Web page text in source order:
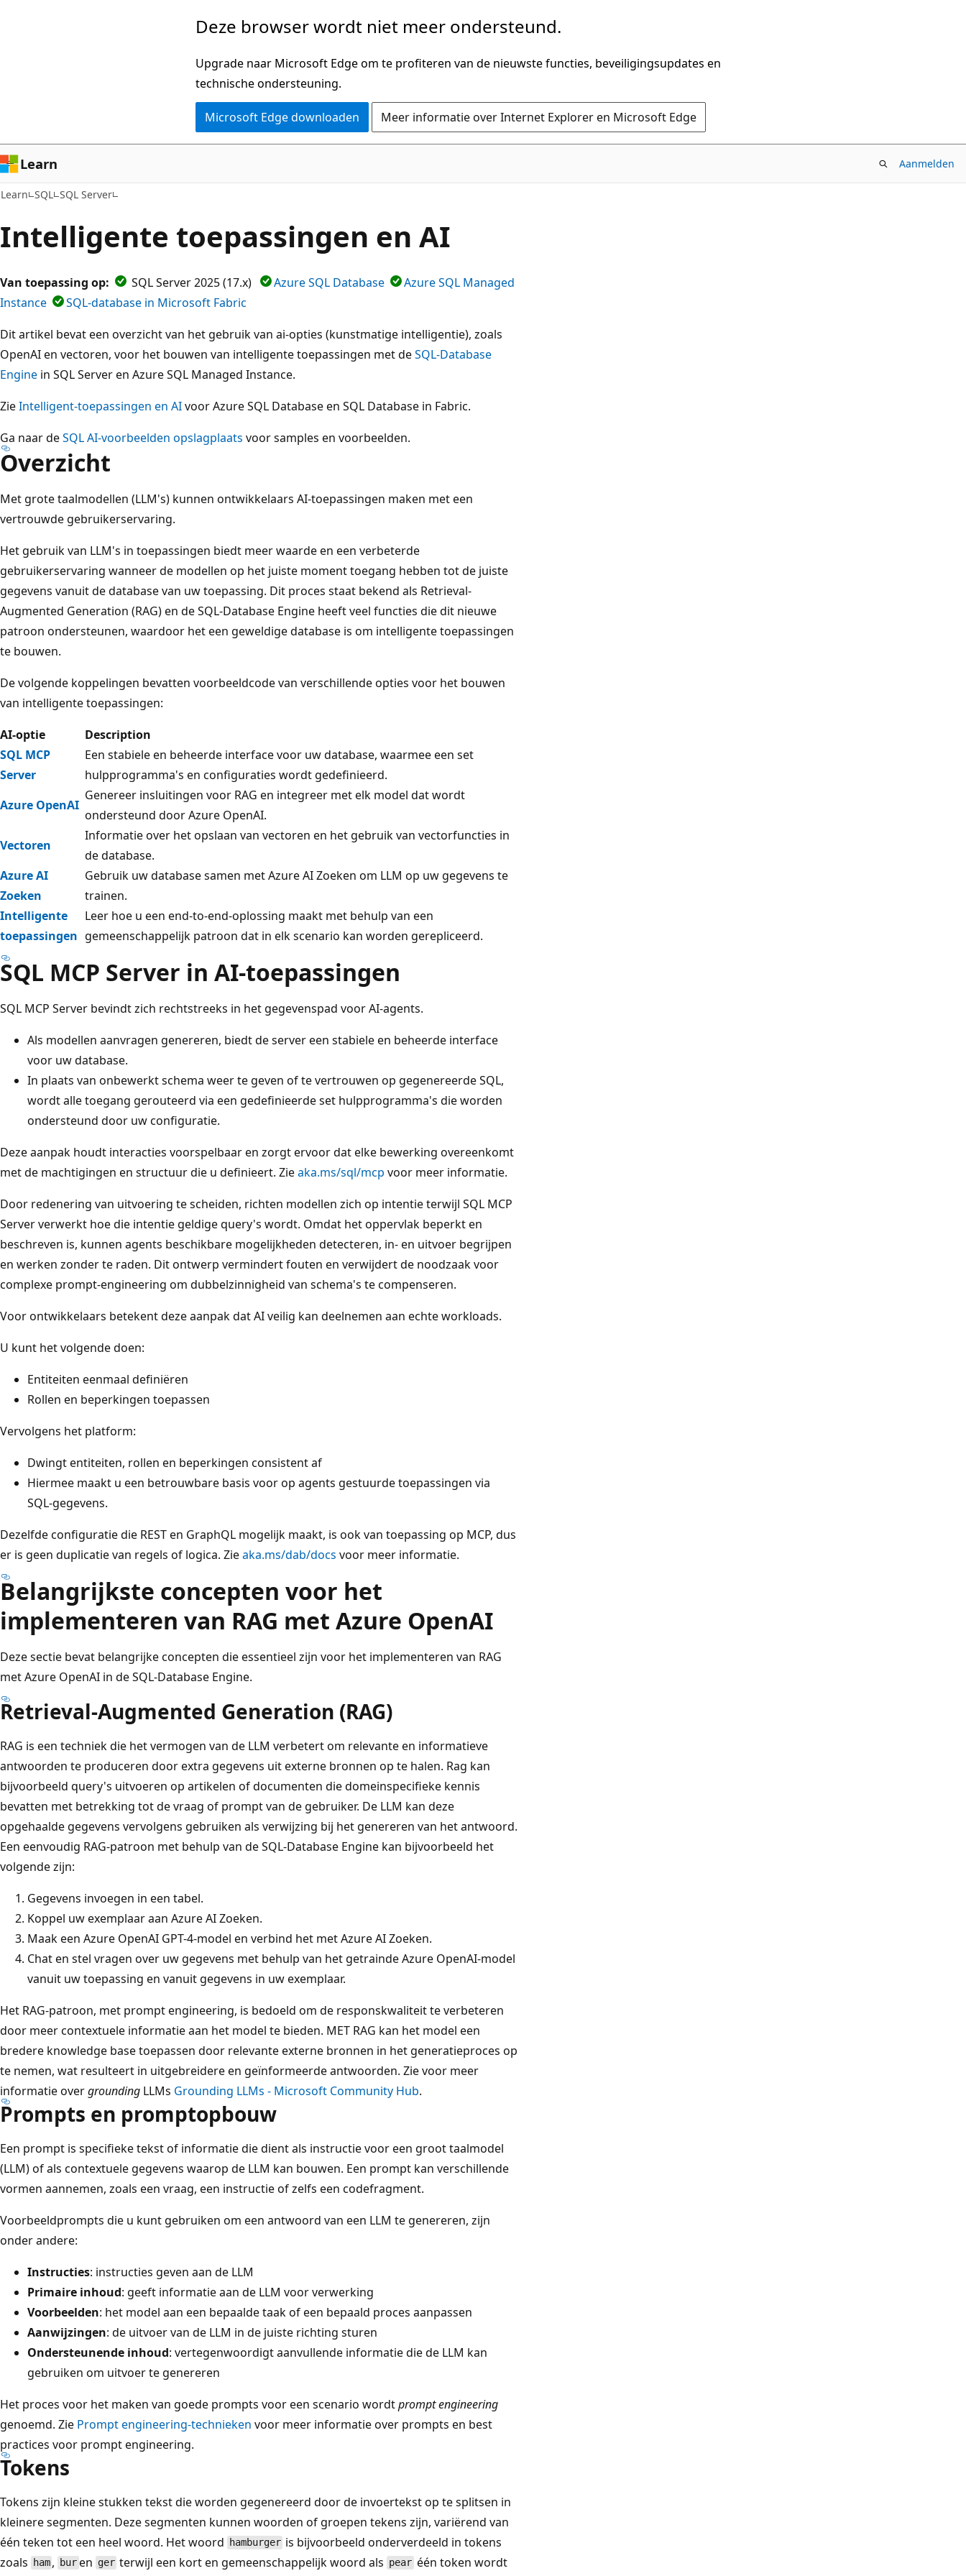
Deze browser wordt niet meer ondersteund.
Upgrade naar Microsoft Edge om te profiteren van de nieuwste functies, beveiligingsupdates en
technische ondersteuning.
Microsoft Edge downloaden Meer informatie over Internet Explorer en Microsoft Edge
Learn Aanmelden
Learn SQL SQL Server
Intelligente toepassingen en AI
Van toepassing op: SQL Server 2025 (17.x) Azure SQL Database
Azure SQL Managed
Instance
SQL-database in Microsoft Fabric
Dit artikel bevat een overzicht van het gebruik van ai-opties (kunstmatige intelligentie), zoals
OpenAI en vectoren, voor het bouwen van intelligente toepassingen met deSQL-Database
Engine in SQL Server en Azure SQL Managed Instance.
ZieIntelligent-toepassingen en AIvoor Azure SQL Database en SQL Database in Fabric.
Ga naar deSQL AI-voorbeelden opslagplaats voor samples en voorbeelden.
Overzicht
Met grote taalmodellen (LLM's) kunnen ontwikkelaars AI-toepassingen maken met een
vertrouwde gebruikerservaring.
Het gebruik van LLM's in toepassingen biedt meer waarde en een verbeterde
gebruikerservaring wanneer de modellen op het juiste moment toegang hebben tot de juiste
gegevens vanuit de database van uw toepassing. Dit proces staat bekend als Retrieval-
Augmented Generation (RAG) en de SQL-Database Engine heeft veel functies die dit nieuwe
patroon ondersteunen, waardoor het een geweldige database is om intelligente toepassingen
te bouwen.
De volgende koppelingen bevatten voorbeeldcode van verschillende opties voor het bouwen
van intelligente toepassingen:
AI-optie
Description
SQL MCP
Server
Een stabiele en beheerde interface voor uw database, waarmee een set
hulpprogramma's en configuraties wordt gedefinieerd.
Azure OpenAI
Genereer insluitingen voor RAG en integreer met elk model dat wordt
ondersteund door Azure OpenAI.
Vectoren
Informatie over het opslaan van vectoren en het gebruik van vectorfuncties in
de database.
Azure AI
Zoeken
Gebruik uw database samen met Azure AI Zoeken om LLM op uw gegevens te
trainen.
Intelligente
toepassingen
Leer hoe u een end-to-end-oplossing maakt met behulp van een
gemeenschappelijk patroon dat in elk scenario kan worden gerepliceerd.
SQL MCP Server in AI-toepassingen
SQL MCP Server bevindt zich rechtstreeks in het gegevenspad voor AI-agents.
Als modellen aanvragen genereren, biedt de server een stabiele en beheerde interface
voor uw database.
In plaats van onbewerkt schema weer te geven of te vertrouwen op gegenereerde SQL,
wordt alle toegang gerouteerd via een gedefinieerde set hulpprogramma's die worden
ondersteund door uw configuratie.
Deze aanpak houdt interacties voorspelbaar en zorgt ervoor dat elke bewerking overeenkomt
met de machtigingen en structuur die u definieert. Zieaka.ms/sql/mcp voor meer informatie.
Door redenering van uitvoering te scheiden, richten modellen zich op intentie terwijl SQL MCP
Server verwerkt hoe die intentie geldige query's wordt. Omdat het oppervlak beperkt en
beschreven is, kunnen agents beschikbare mogelijkheden detecteren, in- en uitvoer begrijpen
en werken zonder te raden. Dit ontwerp vermindert fouten en verwijdert de noodzaak voor
complexe prompt-engineering om dubbelzinnigheid van schema's te compenseren.
Voor ontwikkelaars betekent deze aanpak dat AI veilig kan deelnemen aan echte workloads.
U kunt het volgende doen:
Entiteiten eenmaal definiëren
Rollen en beperkingen toepassen
Vervolgens het platform:
Dwingt entiteiten, rollen en beperkingen consistent af
Hiermee maakt u een betrouwbare basis voor op agents gestuurde toepassingen via
SQL-gegevens.
Dezelfde configuratie die REST en GraphQL mogelijk maakt, is ook van toepassing op MCP, dus
er is geen duplicatie van regels of logica. Zieaka.ms/dab/docs voor meer informatie.
Belangrijkste concepten voor het
implementeren van RAG met Azure OpenAI
Deze sectie bevat belangrijke concepten die essentieel zijn voor het implementeren van RAG
met Azure OpenAI in de SQL-Database Engine.
Retrieval-Augmented Generation (RAG)
RAG is een techniek die het vermogen van de LLM verbetert om relevante en informatieve
antwoorden te produceren door extra gegevens uit externe bronnen op te halen. Rag kan
bijvoorbeeld query's uitvoeren op artikelen of documenten die domeinspecifieke kennis
bevatten met betrekking tot de vraag of prompt van de gebruiker. De LLM kan deze
opgehaalde gegevens vervolgens gebruiken als verwijzing bij het genereren van het antwoord.
Een eenvoudig RAG-patroon met behulp van de SQL-Database Engine kan bijvoorbeeld het
volgende zijn:
Gegevens invoegen in een tabel.
Koppel uw exemplaar aan Azure AI Zoeken.
Maak een Azure OpenAI GPT-4-model en verbind het met Azure AI Zoeken.
Chat en stel vragen over uw gegevens met behulp van het getrainde Azure OpenAI-model
vanuit uw toepassing en vanuit gegevens in uw exemplaar.
Het RAG-patroon, met prompt engineering, is bedoeld om de responskwaliteit te verbeteren
door meer contextuele informatie aan het model te bieden. MET RAG kan het model een
bredere knowledge base toepassen door relevante externe bronnen in het generatieproces op
te nemen, wat resulteert in uitgebreidere en geïnformeerde antwoorden. Zie voor meer
informatie overgrounding LLMs Grounding LLMs - Microsoft Community Hub.
Prompts en promptopbouw
Een prompt is specifieke tekst of informatie die dient als instructie voor een groot taalmodel
(LLM) of als contextuele gegevens waarop de LLM kan bouwen. Een prompt kan verschillende
vormen aannemen, zoals een vraag, een instructie of zelfs een codefragment.
Voorbeeldprompts die u kunt gebruiken om een antwoord van een LLM te genereren, zijn
onder andere:
Instructies: instructies geven aan de LLM
Primaire inhoud: geeft informatie aan de LLM voor verwerking
Voorbeelden: het model aan een bepaalde taak of een bepaald proces aanpassen
Aanwijzingen: de uitvoer van de LLM in de juiste richting sturen
Ondersteunende inhoud: vertegenwoordigt aanvullende informatie die de LLM kan
gebruiken om uitvoer te genereren
Het proces voor het maken van goede prompts voor een scenario wordtprompt engineering
genoemd. Zie Prompt engineering-technieken voor meer informatie over prompts en best
practices voor prompt engineering.
Tokens
Tokens zijn kleine stukken tekst die worden gegenereerd door de invoertekst op te splitsen in
kleinere segmenten. Deze segmenten kunnen woorden of groepen tekens zijn, variërend van
één teken tot een heel woord. Het woord
hamburger is bijvoorbeeld onderverdeeld in tokens
zoals
ham , buren ger terwijl een kort en gemeenschappelijk woord als pearéén token wordt